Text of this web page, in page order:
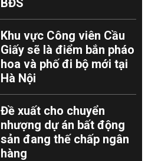
BĐS
Khu vực Công viên Cầu
Giấy sẽ là điểm bắn pháo
hoa và phố đi bộ mới tại
Hà Nội
Đề xuất cho chuyển
nhượng dự án bất động
sản đang thế chấp ngân
hàng